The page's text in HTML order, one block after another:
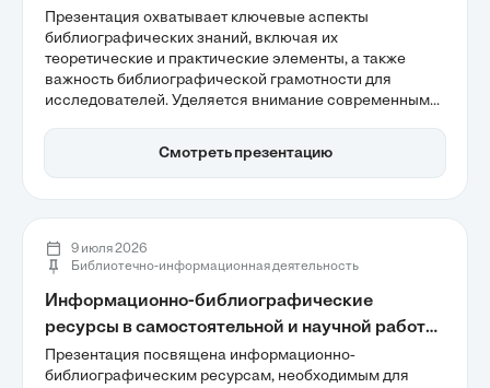
Презентация охватывает ключевые аспекты
библиографических знаний, включая их
теоретические и практические элементы, а также
важность библиографической грамотности для
исследователей. Уделяется внимание современным
создание условий для эффективного поиска и
идентификации источников. Понимание стандартов и
Смотреть презентацию
9 июля 2026
Библиотечно-информационная деятельность
Информационно-библиографические
ресурсы в самостоятельной и научной работе
студента
Презентация посвящена информационно-
библиографическим ресурсам, необходимым для